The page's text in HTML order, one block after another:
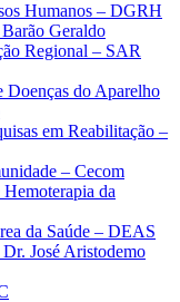
Humanos – DGRH
Geraldo
Regional – SAR
Doenças do Aparelho
em Reabilitação –
– Cecom
da
da Saúde – DEAS
José Aristodemo